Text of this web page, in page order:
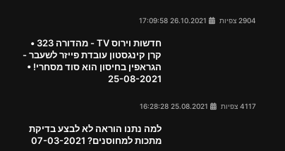
2904 צפיות
חדשות וירוס TV - מהדורה 323 •
קרן קינגסטון עובדת פייזר לשעבר -
הגראפין בחיסון הוא סוד מסחרי! •
25-08-2021
4117 צפיות
למה נתנו הוראה לא לבצע בדיקת
מתכות למחוסנים? 07-03-2021